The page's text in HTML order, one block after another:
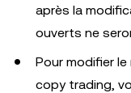
après la
ouverts ne
Pour modifier
copy trading,